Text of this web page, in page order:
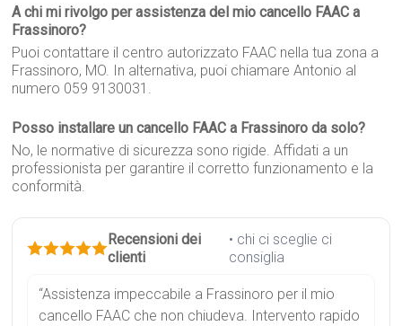
A chi mi rivolgo per assistenza del mio cancello FAAC a
Frassinoro?
Puoi contattare il centro autorizzato FAAC nella tua zona a
Frassinoro, MO. In alternativa, puoi chiamare Antonio al
numero 059 9130031.
Posso installare un cancello FAAC a Frassinoro da solo?
No, le normative di sicurezza sono rigide. Affidati a un
professionista per garantire il corretto funzionamento e la
conformità.
Recensioni dei
clienti
• chi ci sceglie ci
consiglia
“Assistenza impeccabile a Frassinoro per il mio
cancello FAAC che non chiudeva. Intervento rapido